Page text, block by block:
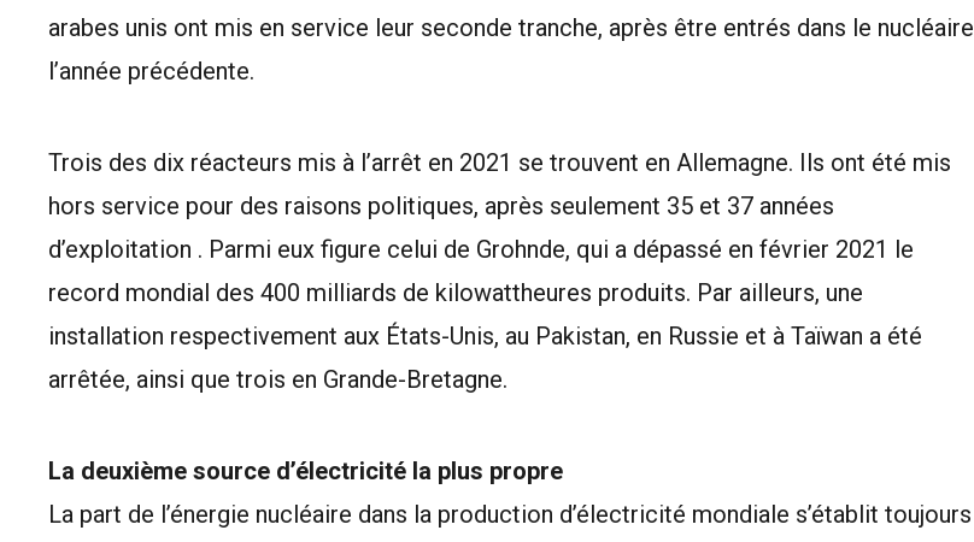
arabes unis ont mis en service leur seconde tranche, après être entrés dans le nucléaire
l’année précédente.
Trois des dix réacteurs mis à l’arrêt en 2021 se trouvent en Allemagne. Ils ont été mis
hors service pour des raisons politiques, après seulement 35 et 37 années
d’exploitation . Parmi eux figure celui de Grohnde, qui a dépassé en février 2021 le
record mondial des 400 milliards de kilowattheures produits. Par ailleurs, une
installation respectivement aux États-Unis, au Pakistan, en Russie et à Taïwan a été
arrêtée, ainsi que trois en Grande-Bretagne.
La deuxième source d’électricité la plus propre
La part de l’énergie nucléaire dans la production d’électricité mondiale s’établit toujours